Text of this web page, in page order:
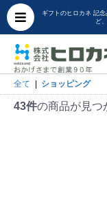
ギフトのヒロカネ 記
ど
全て ショッピング
43件の商品が見つ